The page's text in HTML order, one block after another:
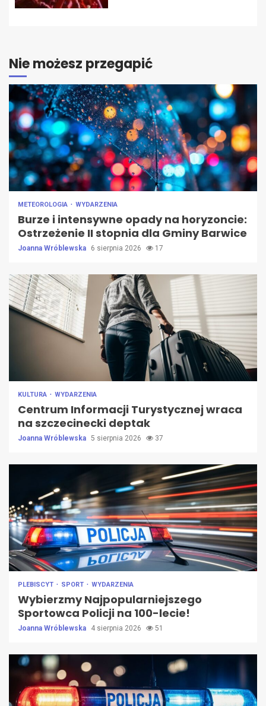
Nie możesz przegapić
METEOROLOGIA WYDARZENIA
Burze i intensywne opady na horyzoncie:
Ostrzeżenie II stopnia dla Gminy Barwice
Joanna Wróblewska 6 sierpnia 2026 17
KULTURA WYDARZENIA
Centrum Informacji Turystycznej wraca
na szczecinecki deptak
Joanna Wróblewska 5 sierpnia 2026 37
PLEBISCYT SPORT WYDARZENIA
Wybierzmy Najpopularniejszego
Sportowca Policji na 100-lecie!
Joanna Wróblewska 4 sierpnia 2026 51